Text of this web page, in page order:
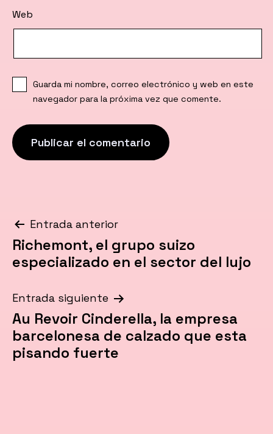
Web
Guarda mi nombre, correo electrónico y web en este
navegador para la próxima vez que comente.
Navegación
de
Entrada anterior
Richemont, el grupo suizo
especializado en el sector del lujo
Entrada siguiente
Au Revoir Cinderella, la empresa
barcelonesa de calzado que esta
pisando fuerte